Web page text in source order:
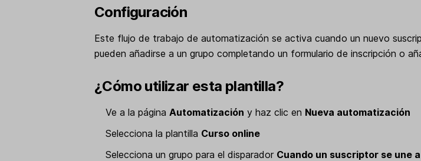
Configuración
Este flujo de trabajo de automatización se activa cuando un nuevo
pueden añadirse a un grupo completando un formulario de inscripción o
¿Cómo utilizar esta plantilla?
Ve a la páginaAutomatización y haz clic en Nueva automatización
Selecciona la plantilla Curso online
Selecciona un grupo para el disparador Cuando un suscriptor se une